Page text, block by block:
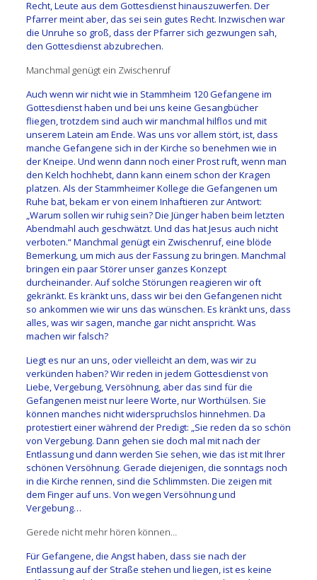
Recht, Leute aus dem Gottesdienst hinauszuwerfen. Der
Pfarrer meint aber, das sei sein gutes Recht. Inzwischen war
die Unruhe so groß, dass der Pfarrer sich gezwungen sah,
den Gottesdienst abzubrechen.
Manchmal genügt ein Zwischenruf
Auch wenn wir nicht wie in Stammheim 120 Gefangene im
Gottesdienst haben und bei uns keine Gesangbücher
fliegen, trotzdem sind auch wir manchmal hilflos und mit
unserem Latein am Ende. Was uns vor allem stört, ist, dass
manche Gefangene sich in der Kirche so benehmen wie in
der Kneipe. Und wenn dann noch einer Prost ruft, wenn man
den Kelch hochhebt, dann kann einem schon der Kragen
platzen. Als der Stammheimer Kollege die Gefangenen um
Ruhe bat, bekam er von einem Inhaftieren zur Antwort:
„Warum sollen wir ruhig sein? Die Jünger haben beim letzten
Abendmahl auch geschwätzt. Und das hat Jesus auch nicht
verboten.“ Manchmal genügt ein Zwischenruf, eine blöde
Bemerkung, um mich aus der Fassung zu bringen. Manchmal
bringen ein paar Störer unser ganzes Konzept
durcheinander. Auf solche Störungen reagieren wir oft
gekränkt. Es kränkt uns, dass wir bei den Gefangenen nicht
so ankommen wie wir uns das wünschen. Es kränkt uns, dass
alles, was wir sagen, manche gar nicht anspricht. Was
machen wir falsch?
Liegt es nur an uns, oder vielleicht an dem, was wir zu
verkünden haben? Wir reden in jedem Gottesdienst von
Liebe, Vergebung, Versöhnung, aber das sind für die
Gefangenen meist nur leere Worte, nur Worthülsen. Sie
können manches nicht widerspruchslos hinnehmen. Da
protestiert einer während der Predigt: „Sie reden da so schön
von Vergebung. Dann gehen sie doch mal mit nach der
Entlassung und dann werden Sie sehen, wie das ist mit Ihrer
schönen Versöhnung. Gerade diejenigen, die sonntags noch
in die Kirche rennen, sind die Schlimmsten. Die zeigen mit
dem Finger auf uns. Von wegen Versöhnung und
Vergebung…
Gerede nicht mehr hören können…
Für Gefangene, die Angst haben, dass sie nach der
Entlassung auf der Straße stehen und liegen, ist es keine